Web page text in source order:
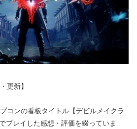
更新】
コンの看板タイトル【デビルメイクラ
プレイした感想・評価を綴っていま